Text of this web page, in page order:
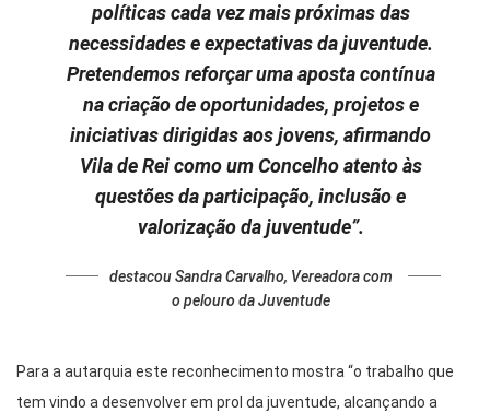
políticas cada vez mais próximas das
necessidades e expectativas da juventude.
Pretendemos reforçar uma aposta contínua
na criação de oportunidades, projetos e
iniciativas dirigidas aos jovens, afirmando
Vila de Rei como um Concelho atento às
questões da participação, inclusão e
valorização da juventude”.
destacou Sandra Carvalho, Vereadora com
o pelouro da Juventude
Para a autarquia este reconhecimento mostra “o trabalho que
tem vindo a desenvolver em prol da juventude, alcançando a